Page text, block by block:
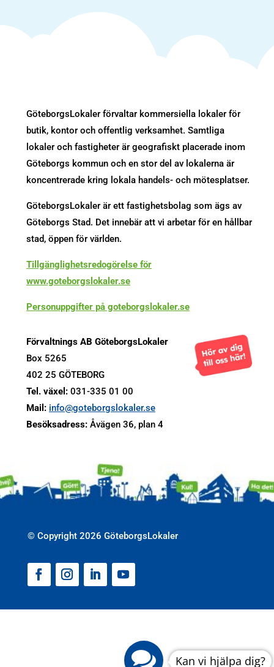
GöteborgsLokaler förvaltar kommersiella lokaler för
butik, kontor och offentlig verksamhet. Samtliga
lokaler och fastigheter är geografiskt placerade inom
Göteborgs kommun och en stor del av lokalerna är
koncentrerade kring lokala handels- och mötesplatser.
GöteborgsLokaler är ett fastighetsbolag som ägs av
Göteborgs Stad. Det innebär att vi arbetar för en hållbar
stad, öppen för världen.
Tillgänglighetsredogörelse för
www.goteborgslokaler.se
Personuppgifter på goteborgslokaler.se
Förvaltnings AB GöteborgsLokaler
Box 5265
402 25 GÖTEBORG
Tel. växel: 031-335 01 00
Mail: info@goteborgslokaler.se
Besöksadress: Åvägen 36, plan 4
© Copyright 2026 GöteborgsLokaler
Kan vi hjälpa dig?